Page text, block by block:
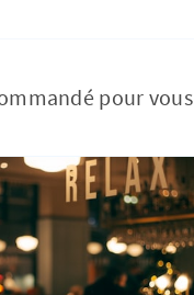
pour vous